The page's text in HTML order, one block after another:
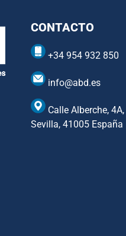
CONTACTO
+34 954 932 850
info@abd.es
Calle Alberche,
Sevilla, 41005 España